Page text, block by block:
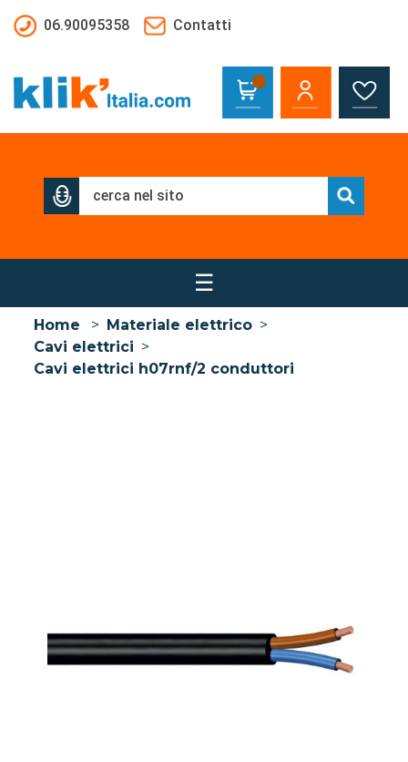
06.90095358
Contatti
☰
Home > Materiale elettrico >
Cavi elettrici >
Cavi elettrici h07rnf/2 conduttori